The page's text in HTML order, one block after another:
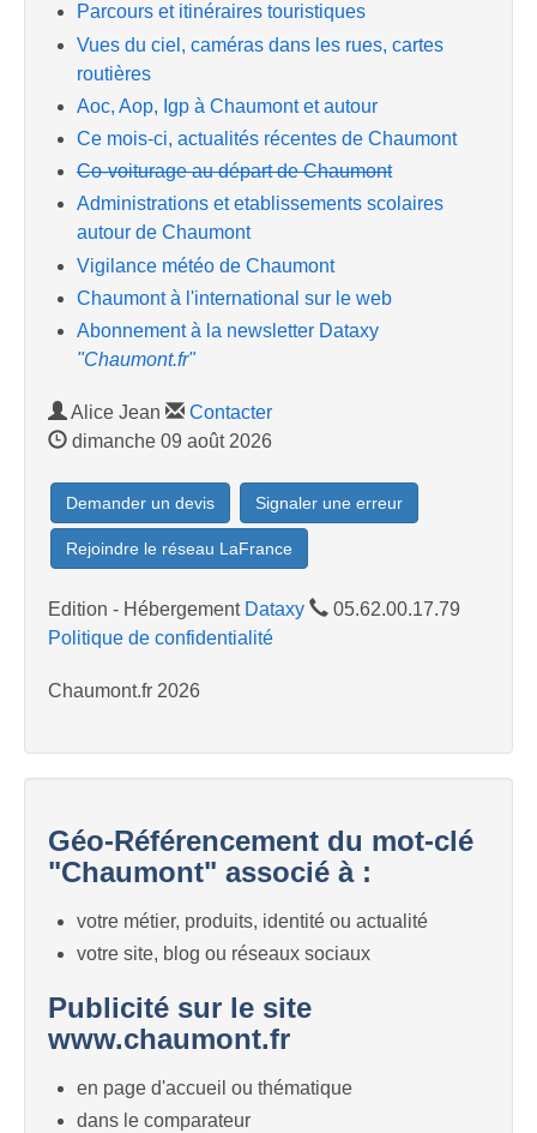
Parcours et itinéraires touristiques
Vues du ciel, caméras dans les rues, cartes
routières
Aoc, Aop, Igp à Chaumont et autour
Ce mois-ci, actualités récentes de Chaumont
Co-voiturage au départ de Chaumont
Administrations et etablissements scolaires
autour de Chaumont
Vigilance météo de Chaumont
Chaumont à l'international sur le web
Abonnement à la newsletter Dataxy
"Chaumont.fr"
Alice Jean
Contacter
dimanche 09 août 2026
Demander un devis Signaler une erreur
Rejoindre le réseau LaFrance
Edition - Hébergement Dataxy
05.62.00.17.79
Politique de confidentialité
Chaumont.fr 2026
Géo-Référencement du mot-clé
"Chaumont" associé à :
votre métier, produits, identité ou actualité
votre site, blog ou réseaux sociaux
Publicité sur le site
www.chaumont.fr
en page d'accueil ou thématique
dans le comparateur